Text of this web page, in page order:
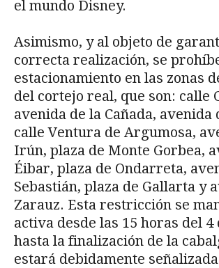
el mundo Disney.
Asimismo, y al objeto de
correcta realización, se
estacionamiento en las zonas
del cortejo real, que son: calle
avenida de la Cañada, avenida
calle Ventura de Argumosa,
Irún, plaza de Monte Gorbea,
Éibar, plaza de Ondarreta,
Sebastián, plaza de Gallarta y
Zarauz. Esta restricción se
activa desde las 15 horas del 4
hasta la finalización de la
estará debidamente